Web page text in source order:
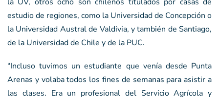
estudio de regiones, como la Universidad de Concepción o
la Universidad Austral de Valdivia, y también de Santiago,
de la Universidad de Chile y de la PUC.
“Incluso tuvimos un estudiante que venía desde Punta
Arenas y volaba todos los fines de semanas para asistir a
las clases. Era un profesional del Servicio Agrícola y